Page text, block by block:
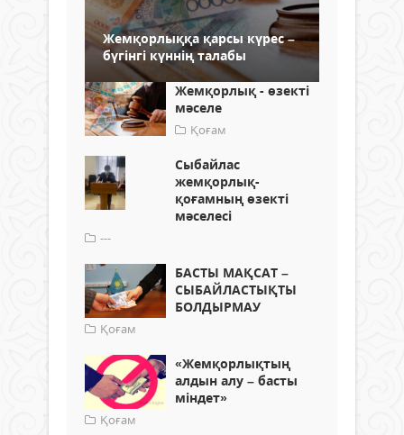
Жемқорлыққа қарсы күрес –
бүгінгі күннің талабы
Жемқорлық - өзекті
мәселе
Қоғам
Сыбайлас
жемқорлық-
қоғамның өзекті
мәселесі
---
БАСТЫ МАҚСАТ –
СЫБАЙЛАСТЫҚТЫ
БОЛДЫРМАУ
Қоғам
«Жемқорлықтың
алдын алу – басты
міндет»
Қоғам